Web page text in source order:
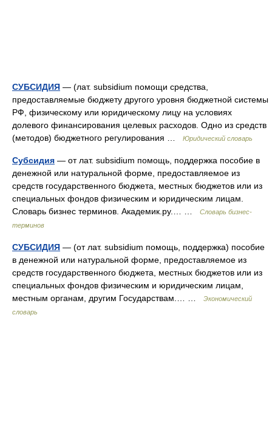
СУБСИДИЯ — (лат. subsidium помощи средства,
предоставляемые бюджету другого уровня бюджетной системы
РФ, физическому или юридическому лицу на условиях
долевого финансирования целевых расходов. Одно из средств
(методов) бюджетного регулирования …
Юридический словарь
Субсидия — от лат. subsidium помощь, поддержка пособие в
денежной или натуральной форме, предоставляемое из
средств государственного бюджета, местных бюджетов или из
специальных фондов физическим и юридическим лицам.
Словарь бизнес терминов. Академик.ру.… …
Словарь бизнес-
терминов
СУБСИДИЯ — (от лат. subsidium помощь, поддержка) пособие
в денежной или натуральной форме, предоставляемое из
средств государственного бюджета, местных бюджетов или из
специальных фондов физическим и юридическим лицам,
местным органам, другим Государствам.… …
Экономический
словарь